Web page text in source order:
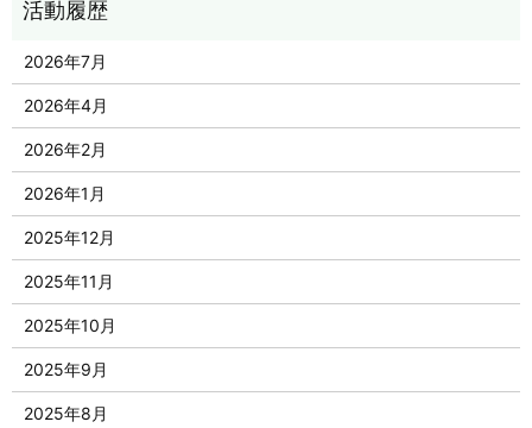
2026年7月
2026年4月
2026年2月
2026年1月
2025年12月
2025年11月
2025年10月
2025年9月
2025年8月